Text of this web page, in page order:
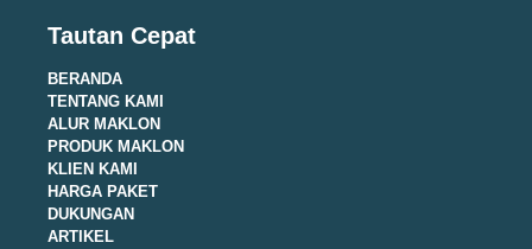
Tautan Cepat
BERANDA
TENTANG KAMI
ALUR MAKLON
PRODUK MAKLON
KLIEN KAMI
HARGA PAKET
DUKUNGAN
ARTIKEL